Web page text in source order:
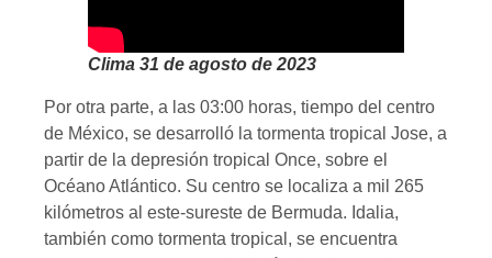
Clima 31 de agosto de 2023
Por otra parte, a las 03:00 horas, tiempo del centro
de México, se desarrolló la tormenta tropical Jose, a
partir de la depresión tropical Once, sobre el
Océano Atlántico. Su centro se localiza a mil 265
kilómetros al este-sureste de Bermuda. Idalia,
también como tormenta tropical, se encuentra